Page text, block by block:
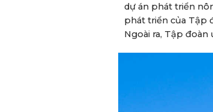
dự án phát triển
phát triển của Tập
Ngoài ra, Tập